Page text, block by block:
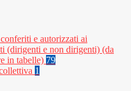
e autorizzati ai
(dirigenti e non dirigenti) (da
in tabelle) 79
1